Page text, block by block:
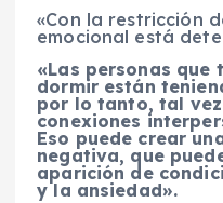
«Con la restricción
emocional está
«Las personas que
dormir están
por lo tanto, tal
conexiones
Eso puede crear
negativa, que
aparición de
y la ansiedad».